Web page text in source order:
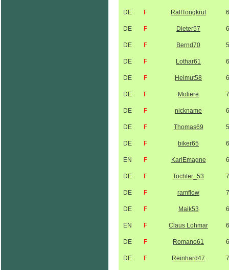
DE F RalfTongkrut
DE F Dieter57
DE F Bernd70
DE F Lothar61
DE F Helmut58
DE F Moliere
DE F nickname
DE F Thomas69
DE F biker65
EN F KarlEmagne
DE F Tochter_53
DE F ramflow
DE F Maik53
EN F Claus Lohmar
DE F Romano61
DE F Reinhard47